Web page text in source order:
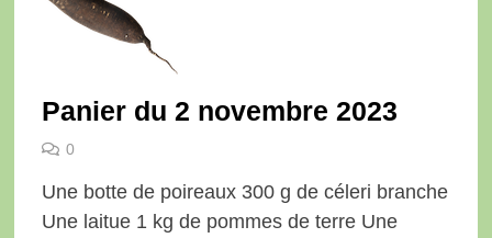
Panier du 2 novembre 2023
0
Une botte de poireaux 300 g de céleri branche
Une laitue 1 kg de pommes de terre Une